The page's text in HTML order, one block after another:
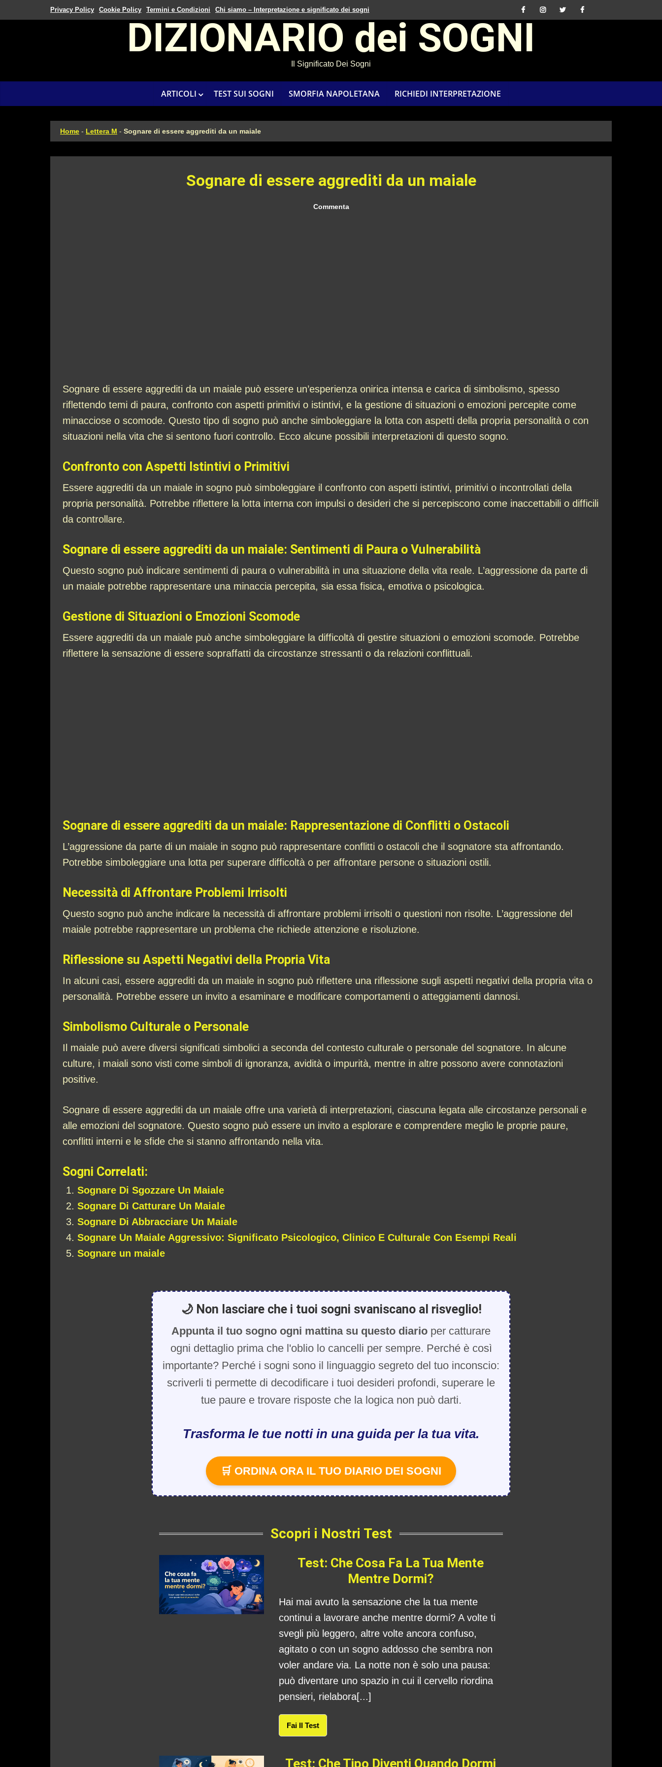
Privacy Policy Cookie Policy Termini e Condizioni Chi siamo – Interpretazione e significato dei sogni
DIZIONARIO dei SOGNI
Il Significato Dei Sogni
ARTICOLI TEST SUI SOGNI SMORFIA NAPOLETANA RICHIEDI INTERPRETAZIONE
Home - Lettera M - Sognare di essere aggrediti da un maiale
Sognare di essere aggrediti da un maiale
Commenta
Sognare di essere aggrediti da un maiale può essere un’esperienza onirica intensa e carica di simbolismo, spesso
riflettendo temi di paura, confronto con aspetti primitivi o istintivi, e la gestione di situazioni o emozioni percepite come
minacciose o scomode. Questo tipo di sogno può anche simboleggiare la lotta con aspetti della propria personalità o con
situazioni nella vita che si sentono fuori controllo. Ecco alcune possibili interpretazioni di questo sogno.
Confronto con Aspetti Istintivi o Primitivi
Essere aggrediti da un maiale in sogno può simboleggiare il confronto con aspetti istintivi, primitivi o incontrollati della
propria personalità. Potrebbe riflettere la lotta interna con impulsi o desideri che si percepiscono come inaccettabili o difficili
da controllare.
Sognare di essere aggrediti da un maiale: Sentimenti di Paura o Vulnerabilità
Questo sogno può indicare sentimenti di paura o vulnerabilità in una situazione della vita reale. L’aggressione da parte di
un maiale potrebbe rappresentare una minaccia percepita, sia essa fisica, emotiva o psicologica.
Gestione di Situazioni o Emozioni Scomode
Essere aggrediti da un maiale può anche simboleggiare la difficoltà di gestire situazioni o emozioni scomode. Potrebbe
riflettere la sensazione di essere sopraffatti da circostanze stressanti o da relazioni conflittuali.
Sognare di essere aggrediti da un maiale: Rappresentazione di Conflitti o Ostacoli
L’aggressione da parte di un maiale in sogno può rappresentare conflitti o ostacoli che il sognatore sta affrontando.
Potrebbe simboleggiare una lotta per superare difficoltà o per affrontare persone o situazioni ostili.
Necessità di Affrontare Problemi Irrisolti
Questo sogno può anche indicare la necessità di affrontare problemi irrisolti o questioni non risolte. L’aggressione del
maiale potrebbe rappresentare un problema che richiede attenzione e risoluzione.
Riflessione su Aspetti Negativi della Propria Vita
In alcuni casi, essere aggrediti da un maiale in sogno può riflettere una riflessione sugli aspetti negativi della propria vita o
personalità. Potrebbe essere un invito a esaminare e modificare comportamenti o atteggiamenti dannosi.
Simbolismo Culturale o Personale
Il maiale può avere diversi significati simbolici a seconda del contesto culturale o personale del sognatore. In alcune
culture, i maiali sono visti come simboli di ignoranza, avidità o impurità, mentre in altre possono avere connotazioni
positive.
Sognare di essere aggrediti da un maiale offre una varietà di interpretazioni, ciascuna legata alle circostanze personali e
alle emozioni del sognatore. Questo sogno può essere un invito a esplorare e comprendere meglio le proprie paure,
conflitti interni e le sfide che si stanno affrontando nella vita.
Sogni Correlati:
Sognare Di Sgozzare Un Maiale
Sognare Di Catturare Un Maiale
Sognare Di Abbracciare Un Maiale
Sognare Un Maiale Aggressivo: Significato Psicologico, Clinico E Culturale Con Esempi Reali
Sognare un maiale
🌙 Non lasciare che i tuoi sogni svaniscano al risveglio!
Appunta il tuo sogno ogni mattina su questo diario per catturare
ogni dettaglio prima che l'oblio lo cancelli per sempre. Perché è così
importante? Perché i sogni sono il linguaggio segreto del tuo inconscio:
scriverli ti permette di decodificare i tuoi desideri profondi, superare le
tue paure e trovare risposte che la logica non può darti.
Trasforma le tue notti in una guida per la tua vita.
🛒 ORDINA ORA IL TUO DIARIO DEI SOGNI
Scopri i Nostri Test
Test: Che Cosa Fa La Tua Mente
Mentre Dormi?
Hai mai avuto la sensazione che la tua mente
continui a lavorare anche mentre dormi? A volte ti
svegli più leggero, altre volte ancora confuso,
agitato o con un sogno addosso che sembra non
voler andare via. La notte non è solo una pausa:
può diventare uno spazio in cui il cervello riordina
pensieri, rielabora[...]
Fai Il Test
Test: Che Tipo Diventi Quando Dormi